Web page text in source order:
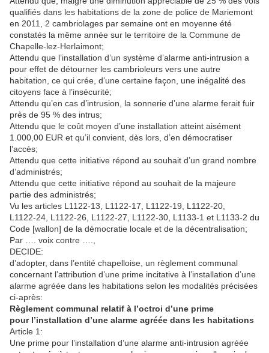
qualifiés dans les habitations de la zone de police de Mariemont
en 2011, 2 cambriolages par semaine ont en moyenne été
constatés la même année sur le territoire de la Commune de
Chapelle‑lez‑Herlaimont;
Attendu que l’installation d’un système d’alarme anti-intrusion a
pour effet de détourner les cambrioleurs vers une autre
habitation, ce qui crée, d’une certaine façon, une inégalité des
citoyens face à l’insécurité;
Attendu qu’en cas d’intrusion, la sonnerie d’une alarme ferait fuir
près de 95 % des intrus;
Attendu que le coût moyen d’une installation atteint aisément
1.000,00 EUR et qu’il convient, dès lors, d’en démocratiser
l’accès;
Attendu que cette initiative répond au souhait d’un grand nombre
d’administrés;
Attendu que cette initiative répond au souhait de la majeure
partie des administrés;
Vu les articles L1122‑13, L1122‑17, L1122‑19, L1122‑20,
L1122‑24, L1122‑26, L1122‑27, L1122‑30, L1133-1 et L1133-2 du
Code [wallon] de la démocratie locale et de la décentralisation;
Par …. voix contre ….,
DECIDE:
d’adopter, dans l’entité chapelloise, un règlement communal
concernant l’attribution d’une prime incitative à l’installation d’une
alarme agréée dans les habitations selon les modalités précisées
ci-après:
Règlement communal relatif à l’octroi d’une prime
pour l’installation d’une alarme agréée dans les habitations
Article 1:
Une prime pour l’installation d’une alarme anti-intrusion agréée